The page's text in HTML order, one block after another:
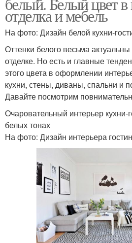
отделка и мебель
На фото: Дизайн белой кухни-
Оттенки белого весьма
отделке. Но есть и главные
этого цвета в оформлении
кухни, стены, диваны, спальни и
Давайте посмотрим
Очаровательный интерьер кухни-
белых тонах
На фото: Дизайн интерьера